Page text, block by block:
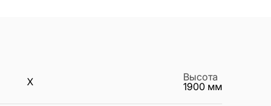
X
Высота
1900 мм